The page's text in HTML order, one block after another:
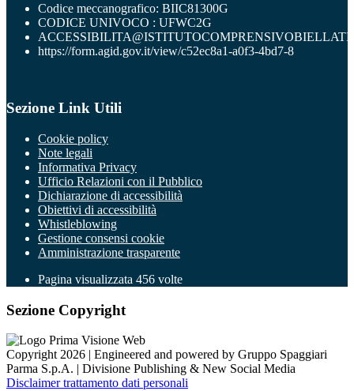
Codice meccanografico: BIIC81300G
CODICE UNIVOCO : UFWC2G
https://form.agid.gov.it/view/c52ec8a1-a0f3-4bd7-8
Sezione Link Utili
Cookie policy
Note legali
Informativa Privacy
Ufficio Relazioni con il Pubblico
Dichiarazione di accessibilità
Obiettivi di accessibilità
Whistleblowing
Gestione consensi cookie
Amministrazione trasparente
Pagina visualizzata 456 volte
Sezione Copyright
Copyright 2026 | Engineered and powered by Gruppo Spaggiari
Parma S.p.A. | Divisione Publishing & New Social Media
Disclaimer trattamento dati personali